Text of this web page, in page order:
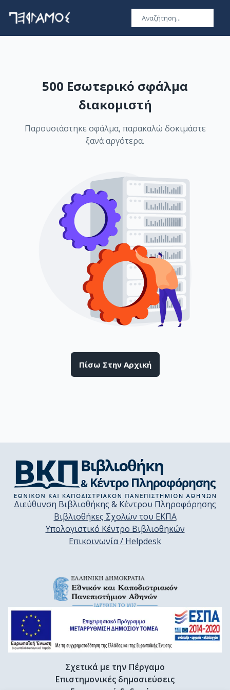
500 Εσωτερικό σφάλμα
διακομιστή
Παρουσιάστηκε σφάλμα, παρακαλώ δοκιμάστε
ξανά αργότερα.
Πίσω Στην Αρχική
Διεύθυνση Βιβλιοθήκης & Κέντρου Πληροφόρησης
Βιβλιοθήκες Σχολών του ΕΚΠΑ
Υπολογιστικό Κέντρο Βιβλιοθηκών
Επικοινωνία / Helpdesk
Σχετικά με την Πέργαμο
Επιστημονικές δημοσιεύσεις